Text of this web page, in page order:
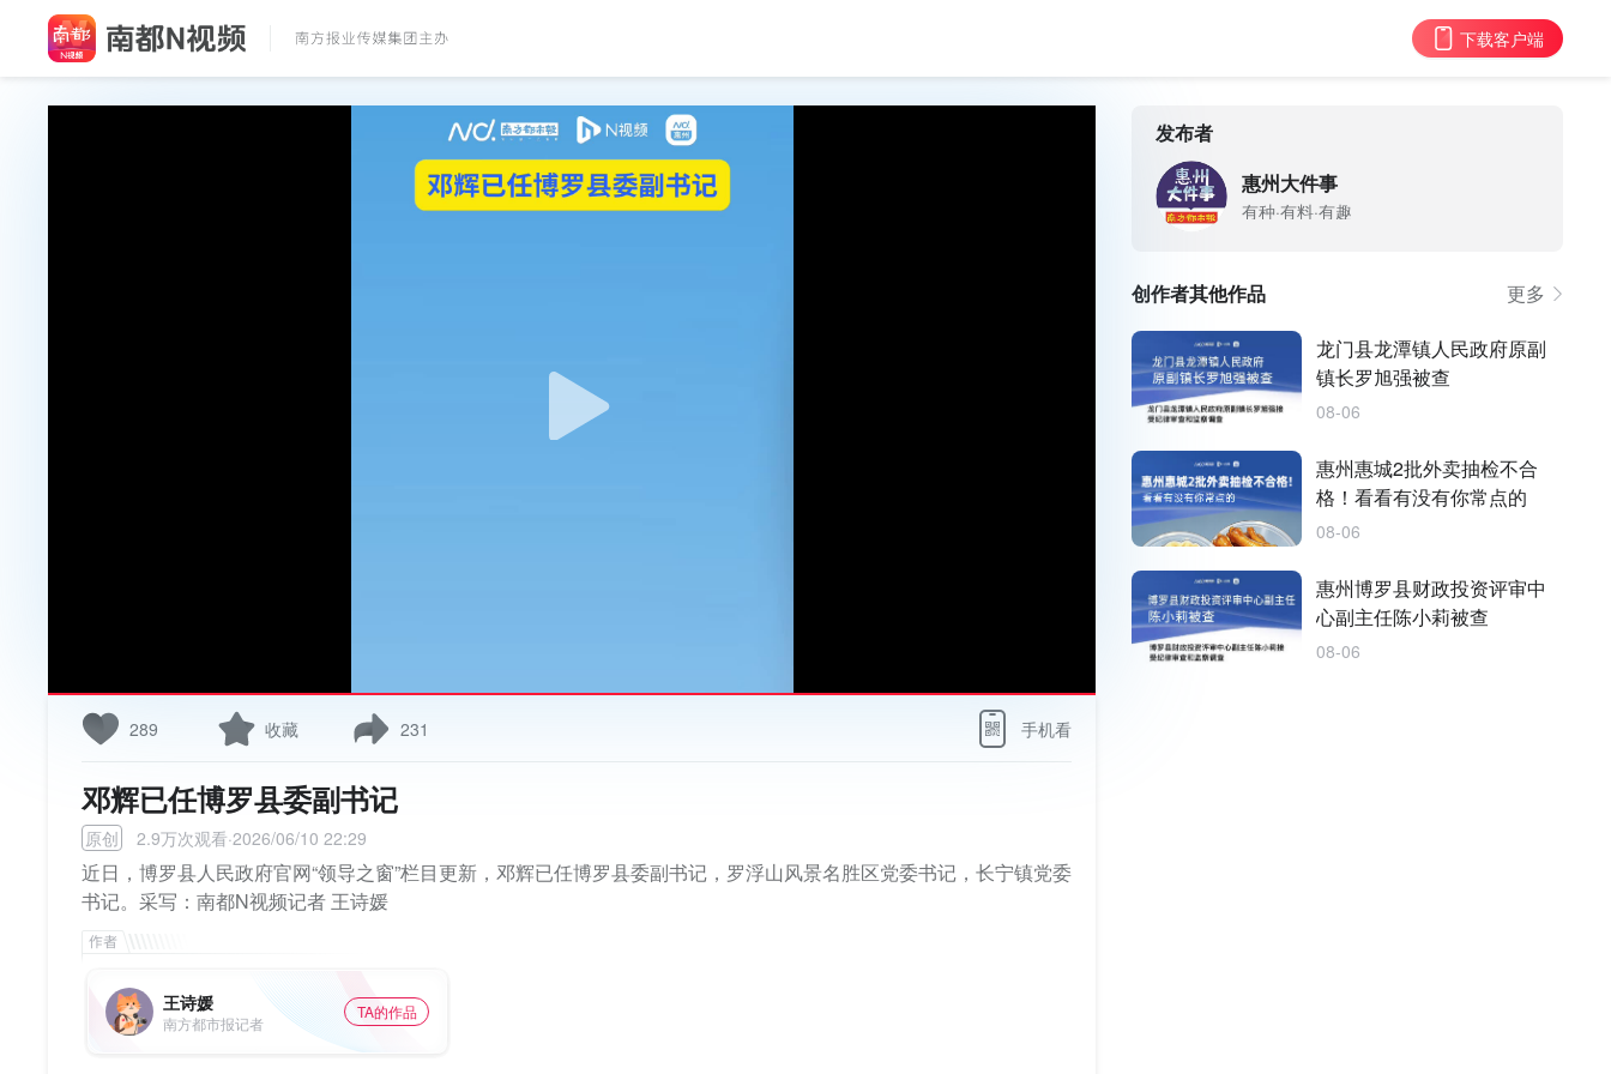
下载客户端
289 收藏 231 手机看
邓辉已任博罗县委副书记
原创 2.9万次观看·2026/06/10 22:29
近日，博罗县人民政府官网“领导之窗”栏目更新，邓辉已任博罗县委副书记，罗浮山风景名胜区党委书记，长宁镇党委
书记。采写：南都N视频记者 王诗媛
王诗媛
南方都市报记者
TA的作品
发布者
惠州大件事
有种·有料·有趣
创作者其他作品
更多
龙门县龙潭镇人民政府原副
镇长罗旭强被查
08-06
惠州惠城2批外卖抽检不合
格！看看有没有你常点的
08-06
惠州博罗县财政投资评审中
心副主任陈小莉被查
08-06